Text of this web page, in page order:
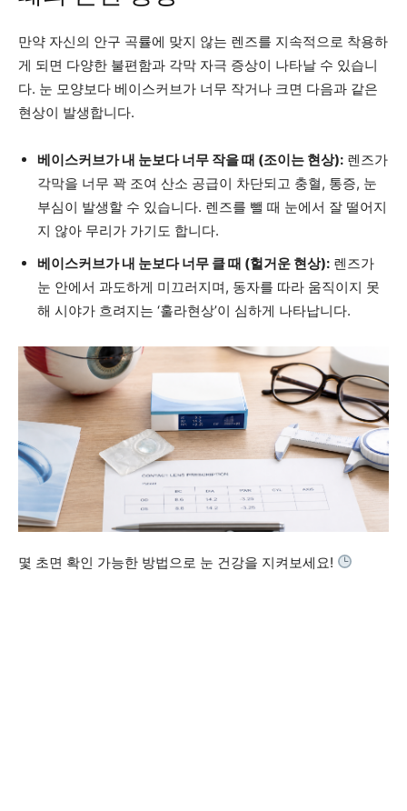
만약 자신의 안구 곡률에 맞지 않는 렌즈를 지속적으로 착용하
게 되면 다양한 불편함과 각막 자극 증상이 나타날 수 있습니
다. 눈 모양보다 베이스커브가 너무 작거나 크면 다음과 같은
현상이 발생합니다.
베이스커브가 내 눈보다 너무 작을 때 (조이는 현상): 렌즈가
각막을 너무 꽉 조여 산소 공급이 차단되고 충혈, 통증, 눈
부심이 발생할 수 있습니다. 렌즈를 뺄 때 눈에서 잘 떨어지
지 않아 무리가 가기도 합니다.
베이스커브가 내 눈보다 너무 클 때 (헐거운 현상): 렌즈가
눈 안에서 과도하게 미끄러지며, 동자를 따라 움직이지 못
해 시야가 흐려지는 ‘훌라현상’이 심하게 나타납니다.
몇 초면 확인 가능한 방법으로 눈 건강을 지켜보세요!